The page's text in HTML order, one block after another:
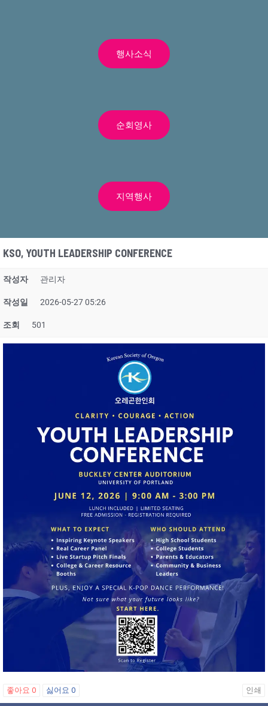
행사소식
순회영사
지역행사
KSO, YOUTH LEADERSHIP CONFERENCE
작성자 관리자
작성일 2026-05-27 05:26
조회 501
좋아요 0 싫어요 0 인쇄